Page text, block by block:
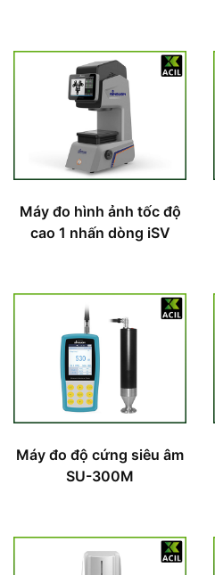
Máy đo hình ảnh tốc độ
cao 1 nhấn dòng iSV
Máy đo độ cứng siêu âm
SU-300M